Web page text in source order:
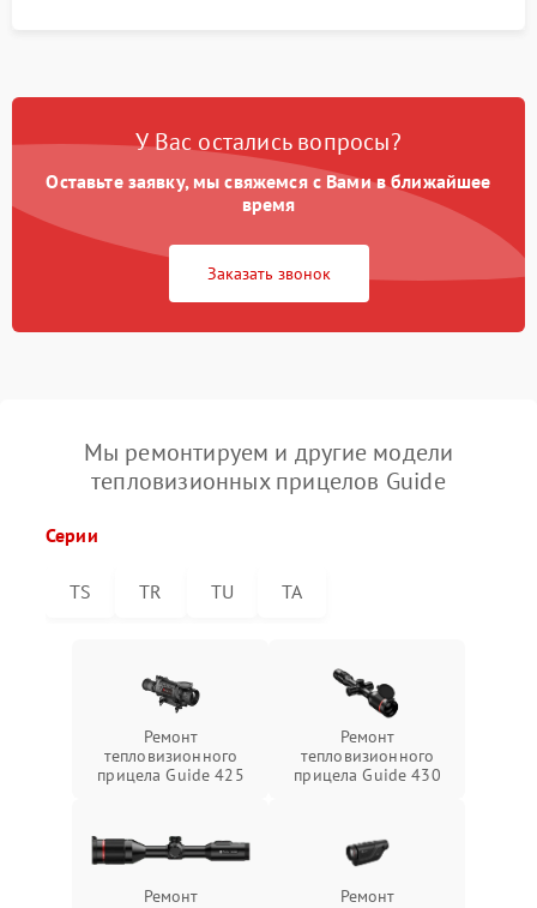
У Вас остались вопросы?
Оставьте заявку, мы свяжемся с Вами в ближайшее
время
Заказать звонок
Мы ремонтируем и другие модели
тепловизионных прицелов Guide
Серии
TS TR TU TA
Ремонт
тепловизионного
прицела Guide 425
Ремонт
тепловизионного
прицела Guide 430
Ремонт
Ремонт